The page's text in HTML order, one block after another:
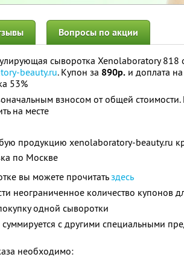
Вопросы по акции
сыворотка Xenolaboratory 818
beauty.ru. Купон за 890р. и доплата
53%
взносом от общей
на месте
продукцию xenolaboratory-beauty.ru
по Москве
вы можете прочитатьздесь
неограниченное количество купонов
одной сыворотки
с другими специальными
необходимо: